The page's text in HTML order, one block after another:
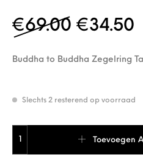
€69.00 €34.50
Buddha to Buddha Zegelring
Slechts 2 resterend op voorraad
Toevoegen